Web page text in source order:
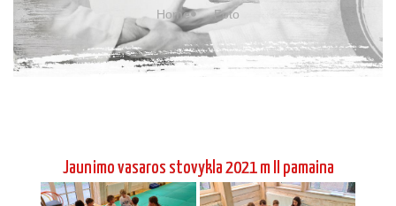
Home Foto
Jaunimo vasaros stovykla 2021 m II pamaina